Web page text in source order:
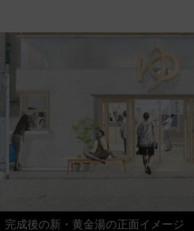
完成後の新・黄金湯の正面イメージ